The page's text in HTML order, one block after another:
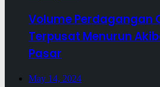
Volume Perdagangan
Terpusat Menurun
Pasar
May 14, 2024